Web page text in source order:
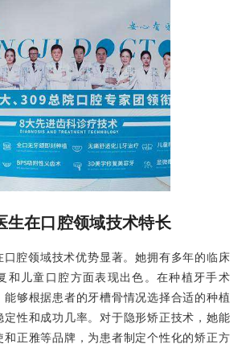
生在口腔领域技术特长
口腔领域技术优势显著。她拥有多年的临床
和儿童口腔方面表现出色。在种植牙手术
能够根据患者的牙槽骨情况选择合适的种植
定性和成功几率。对于隐形矫正技术，她能
和正雅等品牌，为患者制定个性化的矫正方